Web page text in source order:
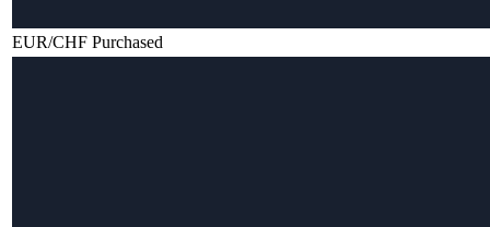
EUR/CHF Purchased